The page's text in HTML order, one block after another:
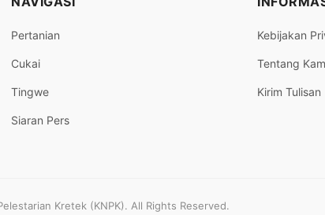
Pertanian
Cukai
Tingwe
Siaran Pers
Kebijakan
Tentang
Kirim Tulisan
Kretek (KNPK). All Rights Reserved.